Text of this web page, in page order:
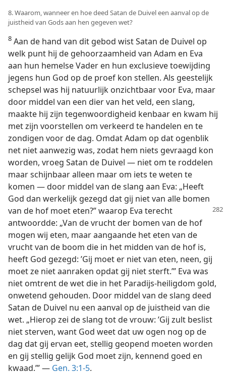
8. Waarom, wanneer en hoe deed Satan de Duivel een aanval op de
juistheid van Gods aan hen gegeven wet?
8 Aan de hand van dit gebod wist Satan de Duivel op
welk punt hij de gehoorzaamheid van Adam en Eva
aan hun hemelse Vader en hun exclusieve toewijding
jegens hun God op de proef kon stellen. Als geestelijk
schepsel was hij natuurlijk onzichtbaar voor Eva, maar
door middel van een dier van het veld, een slang,
maakte hij zijn tegenwoordigheid kenbaar en kwam hij
met zijn voorstellen om verkeerd te handelen en te
zondigen voor de dag. Omdat Adam op dat ogenblik
net niet aanwezig was, zodat hem niets gevraagd kon
worden, vroeg Satan de Duivel — niet om te roddelen
maar schijnbaar alleen maar om iets te weten te
komen — door middel van de slang aan Eva: „Heeft
God dan werkelijk gezegd dat gij niet van alle bomen
van de hof moet eten?” waarop Eva terecht
antwoordde: „Van de vrucht der bomen van de hof
mogen wij eten, maar aangaande het eten van de
vrucht van de boom die in het midden van de hof is,
heeft God gezegd: ’Gij moet er niet van eten, neen, gij
moet ze niet aanraken opdat gij niet sterft.’” Eva was
niet omtrent de wet die in het Paradijs-heiligdom gold,
onwetend gehouden. Door middel van de slang deed
Satan de Duivel nu een aanval op de juistheid van die
wet. „Hierop zei de slang tot de vrouw: ’Gij zult beslist
niet sterven, want God weet dat uw ogen nog op de
dag dat gij ervan eet, stellig geopend moeten worden
en gij stellig gelijk God moet zijn, kennend goed en
kwaad.’” — Gen. 3:1-5.